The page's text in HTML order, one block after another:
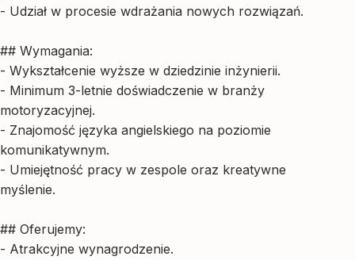
- Udział w procesie wdrażania nowych rozwiązań.
## Wymagania:
- Wykształcenie wyższe w dziedzinie inżynierii.
- Minimum 3-letnie doświadczenie w branży
motoryzacyjnej.
- Znajomość języka angielskiego na poziomie
komunikatywnym.
- Umiejętność pracy w zespole oraz kreatywne
myślenie.
## Oferujemy:
- Atrakcyjne wynagrodzenie.